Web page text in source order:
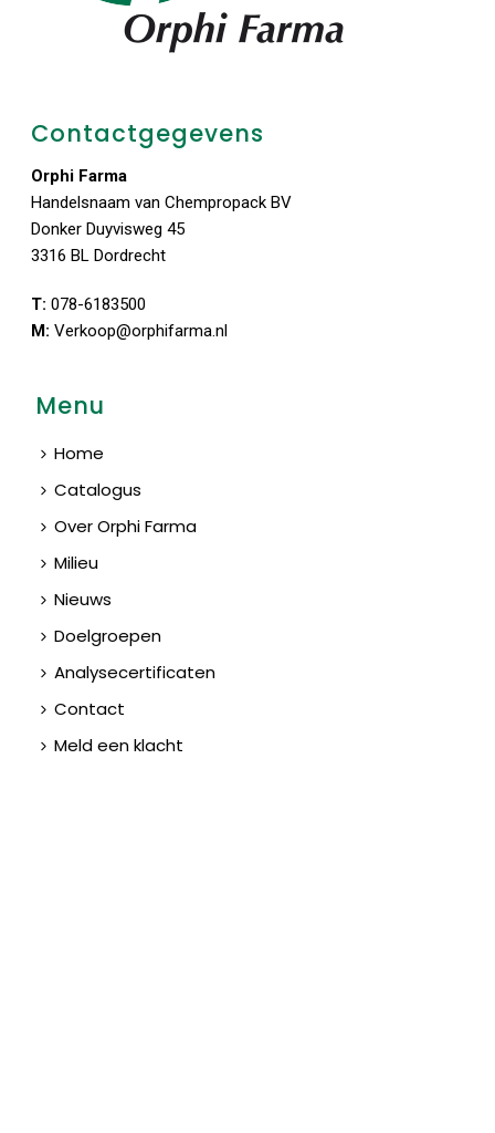
Contactgegevens
Orphi Farma
Handelsnaam van Chempropack BV
Donker Duyvisweg 45
3316 BL Dordrecht
T: 078-6183500
M: Verkoop@orphifarma.nl
Menu
Home
Catalogus
Over Orphi Farma
Milieu
Nieuws
Doelgroepen
Analysecertificaten
Contact
Meld een klacht